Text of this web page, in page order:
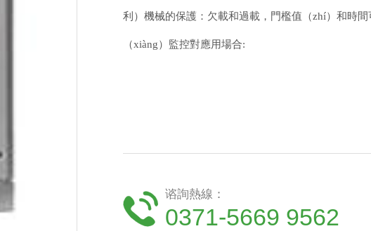
利）機械的保護：欠載和過載，門檻值（zhí）和時
（xiàng）監控對應用場合:
谘詢熱線：
0371-5669 9562